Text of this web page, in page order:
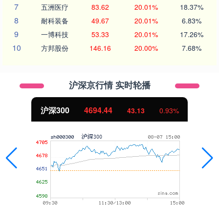
7 五洲医疗 83.62 20.01% 18.37%
8 耐科装备 49.67 20.01% 6.83%
9 一博科技 53.33 20.01% 17.26%
10 方邦股份 146.16 20.00% 7.68%
沪深京行情 实时轮播
北证50 1134.24 11.37 1.01%